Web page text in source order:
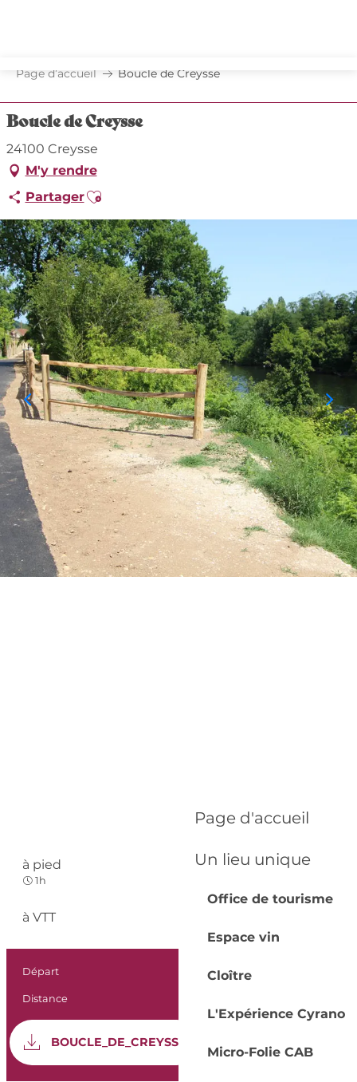
principal
Page d'accueil
Un lieu unique
Office de tourisme
Espace vin
Cloître
L'Expérience Cyrano
Micro-Folie CAB
Page d’accueil Boucle de Creysse
Boucle de Creysse
24100 Creysse
M'y rendre
PartagerAjouter aux favoris
à pied
1h
à VTT
Informations
Départ
Distance
Documentation
BOUCLE_DE_CREYSSE